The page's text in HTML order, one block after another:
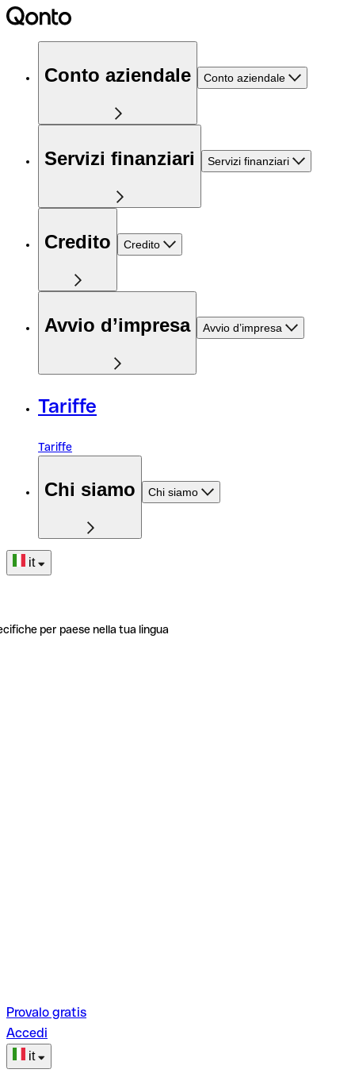
Conto aziendale Conto aziendale
Servizi finanziari Servizi finanziari
Credito Credito
Avvio d’impresa Avvio d’impresa
Tariffe
Tariffe
Chi siamo Chi siamo
it
per paese nella tua lingua
Provalo gratis
Accedi
it